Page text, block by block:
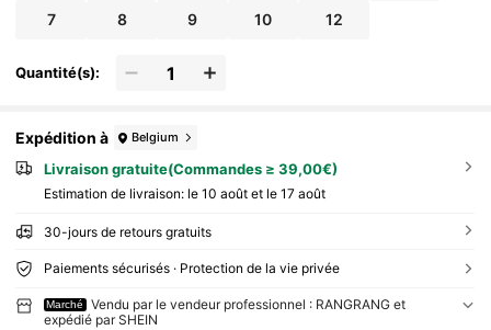
7 8 9 10 12
Quantité(s):
Expédition à Belgium
Livraison gratuite(Commandes ≥ 39,00€)
Estimation de livraison: le 10 août et le 17 août
30-jours de retours gratuits
Paiements sécurisés · Protection de la vie privée
Marché
Vendu par le vendeur professionnel : RANGRANG et
expédié par SHEIN